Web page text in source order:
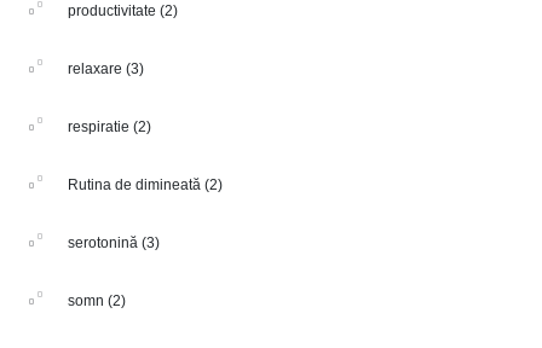
productivitate (2)
relaxare (3)
respiratie (2)
Rutina de dimineată (2)
serotonină (3)
somn (2)